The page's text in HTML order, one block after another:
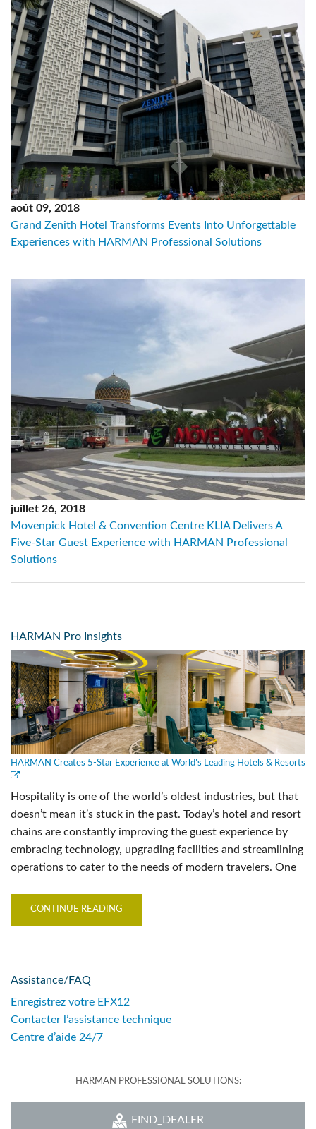
août 09, 2018
Grand Zenith Hotel Transforms Events Into Unforgettable
Experiences with HARMAN Professional Solutions
juillet 26, 2018
Movenpick Hotel & Convention Centre KLIA Delivers A
Five-Star Guest Experience with HARMAN Professional
Solutions
HARMAN Pro Insights
HARMAN Creates 5-Star Experience at World’s Leading Hotels & Resorts
Hospitality is one of the world’s oldest industries, but that
doesn’t mean it’s stuck in the past. Today’s hotel and resort
chains are constantly improving the guest experience by
embracing technology, upgrading facilities and streamlining
operations to cater to the needs of modern travelers. One
CONTINUE READING
Assistance/FAQ
Enregistrez votre EFX12
Contacter l’assistance technique
Centre d’aide 24/7
HARMAN PROFESSIONAL SOLUTIONS:
FIND_DEALER